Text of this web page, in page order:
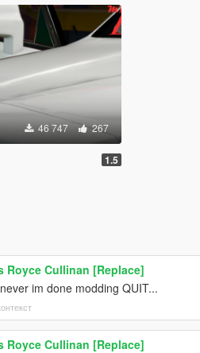
46 747 267
1.5
Royce Cullinan [Replace]
never im done modding QUIT...
Royce Cullinan [Replace]